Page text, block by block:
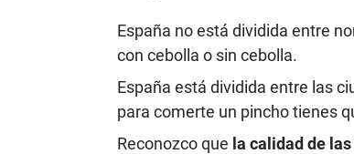
España no está dividida entre
con cebolla o sin cebolla.
España está dividida entre las
para comerte un pincho tienes
Reconozco que la calidad de